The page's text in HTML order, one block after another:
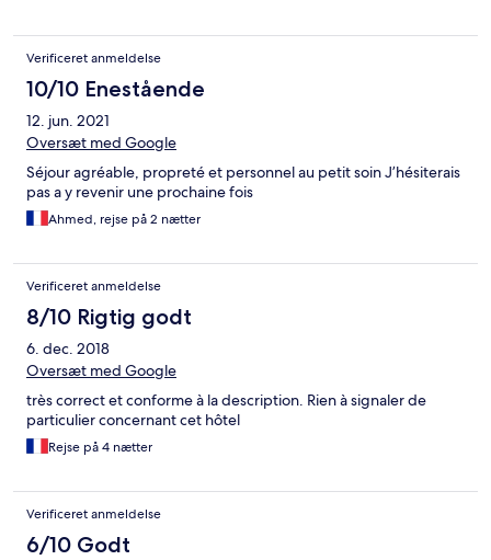
Verificeret anmeldelse
10/10 Enestående
12. jun. 2021
Oversæt med Google
Séjour agréable, propreté et personnel au petit soin J’hésiterais
pas a y revenir une prochaine fois
Ahmed, rejse på 2 nætter
Verificeret anmeldelse
8/10 Rigtig godt
6. dec. 2018
Oversæt med Google
très correct et conforme à la description. Rien à signaler de
particulier concernant cet hôtel
Rejse på 4 nætter
Verificeret anmeldelse
6/10 Godt